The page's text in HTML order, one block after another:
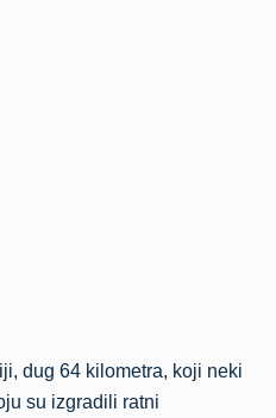
dug 64 kilometra, koji neki
su izgradili ratni